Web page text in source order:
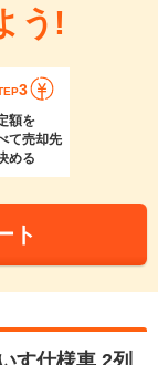
う!
3
額を
て売却先
める
ト